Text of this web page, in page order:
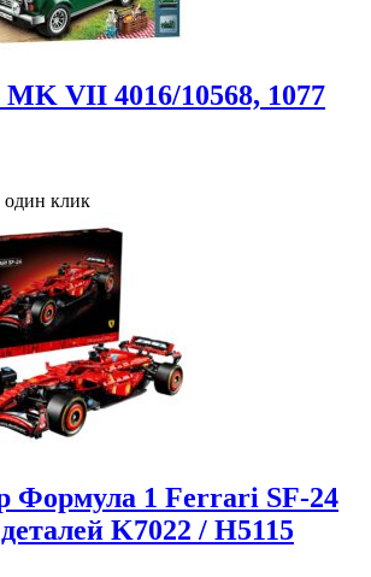
VII 4016/10568, 1077
один клик
Формула 1 Ferrari SF-24
K7022 / H5115